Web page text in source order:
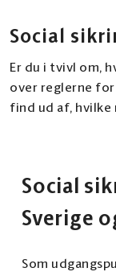
Social
Er du i tvivl om,
over reglerne for
find ud af,
Social
Sverige
Som